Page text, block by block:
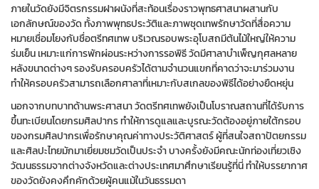
ภายในวัดยังมีจิตรกรรมฝาผนังที่สะท้อนเรื่องราวพุทธศาสนาผสานกับ
เอกลักษณ์ของวัด ทั้งภาพพุทธประวัติและภาพชุดเทพรักษาวัดที่สื่อความ
หมายเชื่อมโยงกับชื่อตรีทศเทพ บริเวณรอบพระอุโบสถมีต้นไม้ใหญ่ให้ความ
ร่มเย็น เหมาะแก่การพักผ่อนระหว่างการรอพิธี วัดมีศาลาบำเพ็ญกุศลหลาย
หลังขนาดต่างๆ รองรับครอบครัวได้ตามจำนวนแขกที่คาดว่าจะมาร่วมงาน
ทำให้ครอบครัวสามารถเลือกศาลาที่เหมาะกับสเกลของพิธีได้อย่างยืดหยุ่น
นอกจากบทบาทด้านพระศาสนา วัดตรีทศเทพยังเป็นโบราณสถานที่ได้รับการ
ขึ้นทะเบียนโดยกรมศิลปากร ทำให้การดูแลและบูรณะวัดต้องอยู่ภายใต้กรอบ
ของกรมศิลปากรเพื่อรักษาคุณค่าทางประวัติศาสตร์ ผู้ที่สนใจสถาปัตยกรรม
และศิลปะไทยมักมาเยี่ยมชมวัดเป็นประจำ บางครั้งยังมีคณะนักท่องเที่ยวเชิง
วัฒนธรรมจากต่างจังหวัดและต่างประเทศมาศึกษาเรียนรู้ที่นี่ ทำให้บรรยากาศ
ของวัดยังคงคึกคักด้วยผู้คนแม้ในวันธรรมดา